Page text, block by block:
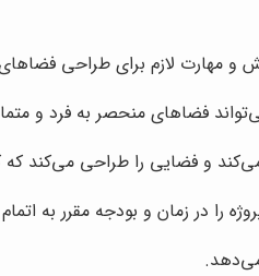
لازم برای طراحی فضاهای
فضاهای منحصر به فرد و
و فضایی را طراحی می‌کند
را در زمان و بودجه مقرر به